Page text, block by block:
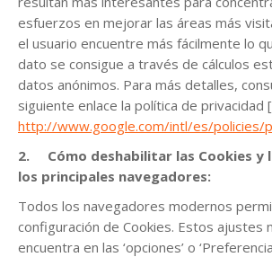
esfuerzos en mejorar las áreas más
el usuario encuentre más fácilmente lo
dato se consigue a través de cálculos
datos anónimos. Para más detalles,
siguiente enlace la política de privacidad [
http://www.google.com/intl/es/policies/
2. Cómo deshabilitar las Cookies y
los principales navegadores:
Todos los navegadores modernos
configuración de Cookies. Estos ajustes
encuentra en las ‘opciones’ o